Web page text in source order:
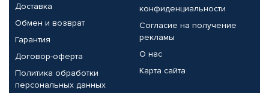
Доставка
Обмен и возврат
Гарантия
Договор-оферта
Политика обработки
персональных данных
конфиденциальности
Согласие на получение
рекламы
О нас
Карта сайта